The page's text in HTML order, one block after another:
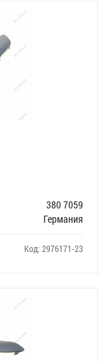
380 7059
Германия
Код: 2976171-23